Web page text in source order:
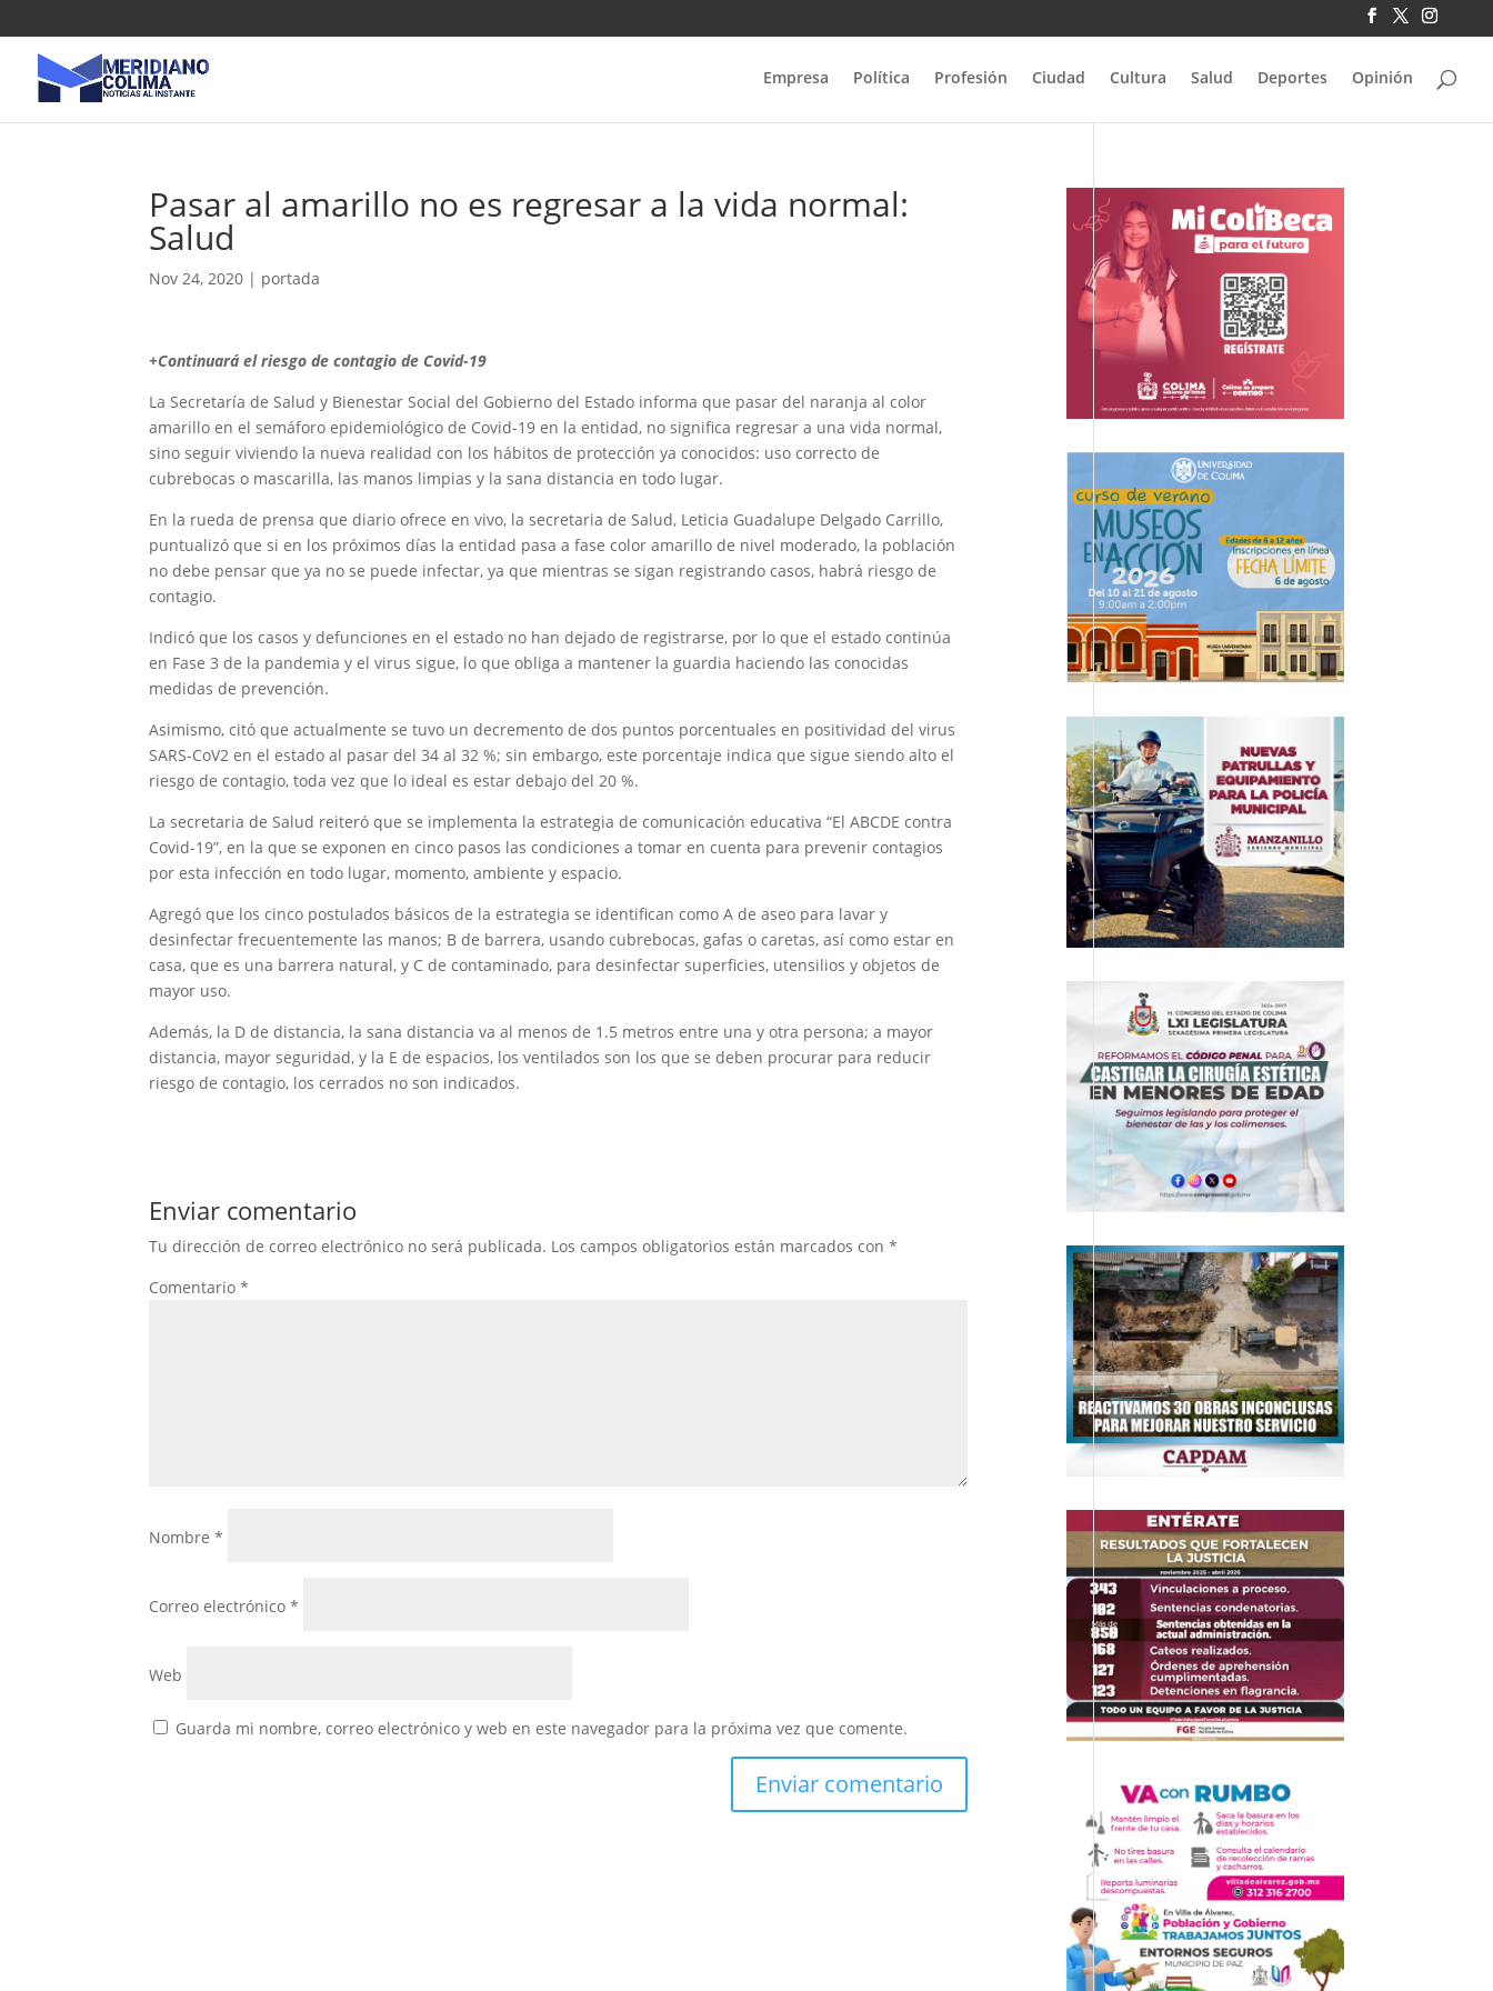
Empresa Política Profesión Ciudad Cultura Salud Deportes Opinión
Pasar al amarillo no es regresar a la vida normal:
Salud
Nov 24, 2020 | portada
+Continuará el riesgo de contagio de Covid-19
La Secretaría de Salud y Bienestar Social del Gobierno del Estado informa que pasar del naranja al color
amarillo en el semáforo epidemiológico de Covid-19 en la entidad, no significa regresar a una vida normal,
sino seguir viviendo la nueva realidad con los hábitos de protección ya conocidos: uso correcto de
cubrebocas o mascarilla, las manos limpias y la sana distancia en todo lugar.
En la rueda de prensa que diario ofrece en vivo, la secretaria de Salud, Leticia Guadalupe Delgado Carrillo,
puntualizó que si en los próximos días la entidad pasa a fase color amarillo de nivel moderado, la población
no debe pensar que ya no se puede infectar, ya que mientras se sigan registrando casos, habrá riesgo de
contagio.
Indicó que los casos y defunciones en el estado no han dejado de registrarse, por lo que el estado continúa
en Fase 3 de la pandemia y el virus sigue, lo que obliga a mantener la guardia haciendo las conocidas
medidas de prevención.
Asimismo, citó que actualmente se tuvo un decremento de dos puntos porcentuales en positividad del virus
SARS-CoV2 en el estado al pasar del 34 al 32 %; sin embargo, este porcentaje indica que sigue siendo alto el
riesgo de contagio, toda vez que lo ideal es estar debajo del 20 %.
La secretaria de Salud reiteró que se implementa la estrategia de comunicación educativa “El ABCDE contra
Covid-19”, en la que se exponen en cinco pasos las condiciones a tomar en cuenta para prevenir contagios
por esta infección en todo lugar, momento, ambiente y espacio.
Agregó que los cinco postulados básicos de la estrategia se identifican como A de aseo para lavar y
desinfectar frecuentemente las manos; B de barrera, usando cubrebocas, gafas o caretas, así como estar en
casa, que es una barrera natural, y C de contaminado, para desinfectar superficies, utensilios y objetos de
mayor uso.
Además, la D de distancia, la sana distancia va al menos de 1.5 metros entre una y otra persona; a mayor
distancia, mayor seguridad, y la E de espacios, los ventilados son los que se deben procurar para reducir
riesgo de contagio, los cerrados no son indicados.
Enviar comentario
Tu dirección de correo electrónico no será publicada. Los campos obligatorios están marcados con*
Comentario*
Nombre*
Correo electrónico*
Web
Guarda mi nombre, correo electrónico y web en este navegador para la próxima vez que comente.